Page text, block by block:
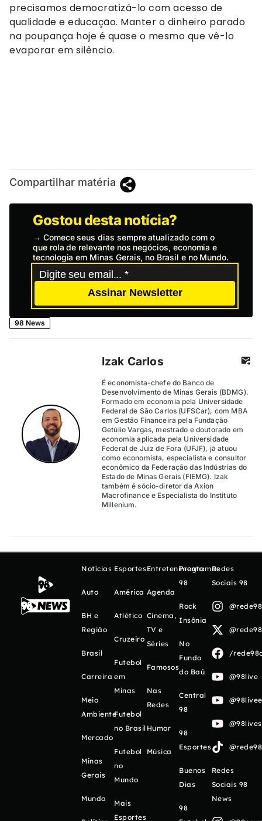
precisamos democratizá-lo com acesso de
qualidade e educação. Manter o dinheiro parado
na poupança hoje é quase o mesmo que vê-lo
evaporar em silêncio.
Compartilhar matéria
Gostou desta notícia?
→ Comece seus dias sempre atualizado com o
que rola de relevante nos negócios, economia e
tecnologia em Minas Gerais, no Brasil e no Mundo.
Assinar Newsletter
98 News
Izak Carlos
É economista-chefe do Banco de
Desenvolvimento de Minas Gerais (BDMG).
Formado em economia pela Universidade
Federal de São Carlos (UFSCar), com MBA
em Gestão Financeira pela Fundação
Getúlio Vargas, mestrado e doutorado em
economia aplicada pela Universidade
Federal de Juiz de Fora (UFJF), já atuou
como economista, especialista e consultor
econômico da Federação das Indústrias do
Estado de Minas Gerais (FIEMG). Izak
também é sócio-diretor da Axion
Macrofinance e Especialista do Instituto
Millenium.
Notícias
Auto
BH e
Região
Brasil
Carreira
Meio
Ambiente
Mercado
Minas
Gerais
Mundo
Esportes
América
Atlético
Cruzeiro
Futebol
em
Minas
Futebol
no Brasil
Futebol
no
Mundo
Mais
Esportes
Entretenimento
Agenda
Cinema,
TV e
Séries
Famosos
Nas
Redes
Humor
Música
Programas
98
Rock
Insônia
No
Fundo
do Baú
Central
98
98
Esportes
Buenos
Días
98
Redes
Sociais 98
/
@98live
Redes
Sociais 98
News